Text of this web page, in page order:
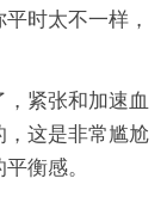
时太不一样，
紧张和加速血
，这是非常尴尬
衡感。